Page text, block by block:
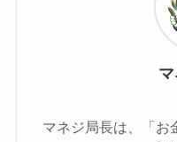
マネジ局長は、「お